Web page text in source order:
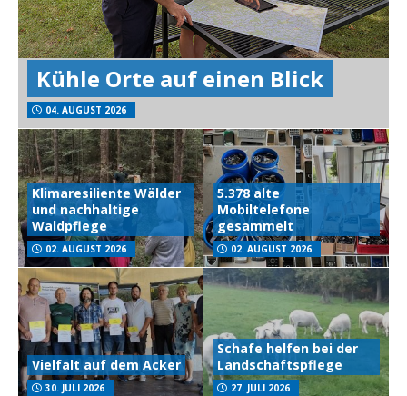
Kühle Orte auf einen Blick
04. AUGUST 2026
Klimaresiliente Wälder
und nachhaltige
Waldpflege
02. AUGUST 2026
5.378 alte
Mobiltelefone
gesammelt
02. AUGUST 2026
Vielfalt auf dem Acker
30. JULI 2026
Schafe helfen bei der
Landschaftspflege
27. JULI 2026